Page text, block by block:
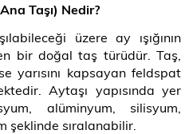
Taşı) Nedir?
üzere ay ışığının
bir doğal taş türüdür. Taş,
yarısını kapsayan feldspat
Aytaşı yapısında yer
alüminyum, silisyum,
şeklinde sıralanabilir.